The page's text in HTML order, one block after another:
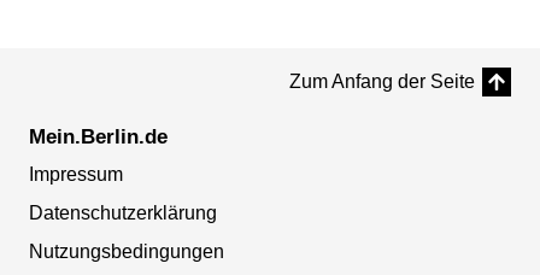
Zum Anfang der Seite
Mein.Berlin.de
Impressum
Datenschutzerklärung
Nutzungsbedingungen